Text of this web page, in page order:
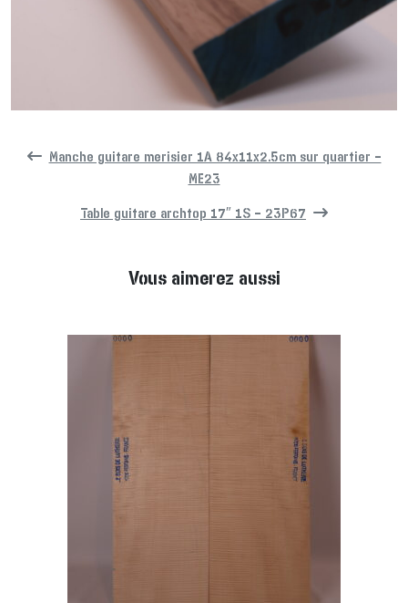
Manche guitare merisier 1A 84x11x2.5cm sur quartier –
ME23
Table guitare archtop 17″ 1S – 23P67
Vous aimerez aussi